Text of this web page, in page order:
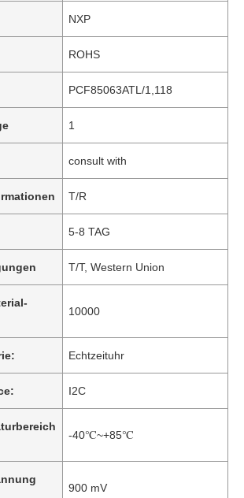
NXP
ROHS
PCF85063ATL/1,118
1
consult with
T/R
5-8 TAG
T/T, Western Union
10000
Echtzeituhr
I2C
-40℃~+85℃
900 mV